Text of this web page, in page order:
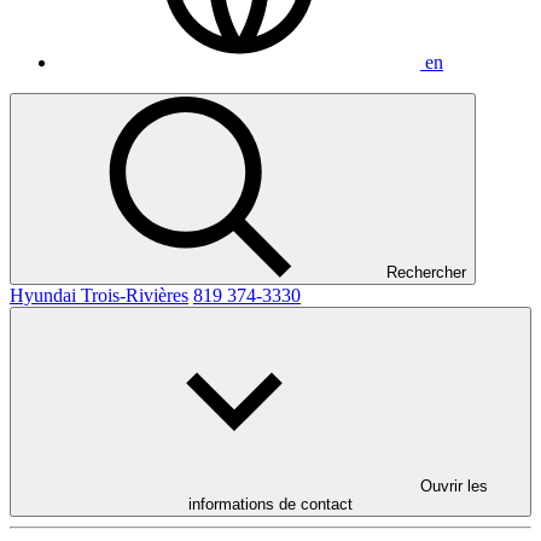
en
Rechercher
Hyundai Trois-Rivières 819 374-3330
Ouvrir les
informations de contact